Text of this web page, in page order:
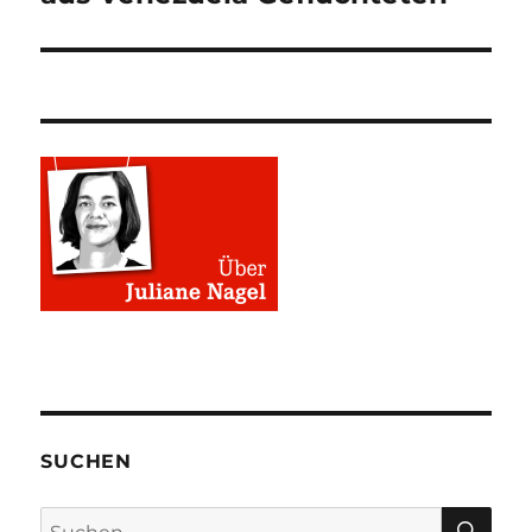
SUCHEN
Suchen